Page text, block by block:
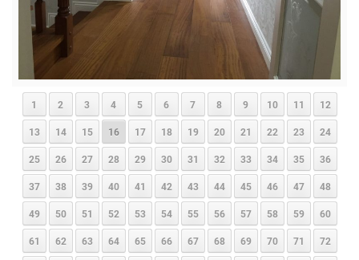
1 2 3 4 5 6 7 8 9 10 11 12
13 14 15 16 17 18 19 20 21 22 23 24
25 26 27 28 29 30 31 32 33 34 35 36
37 38 39 40 41 42 43 44 45 46 47 48
49 50 51 52 53 54 55 56 57 58 59 60
61 62 63 64 65 66 67 68 69 70 71 72